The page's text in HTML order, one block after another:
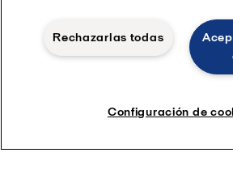
¿Tienes alguna
Rechazarlas todas
Configuración de